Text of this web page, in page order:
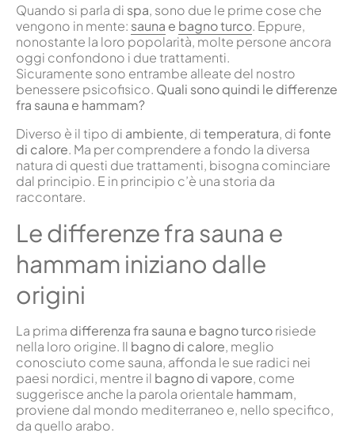
Quando si parla di spa, sono due le prime cose che
vengono in mente: sauna e bagno turco. Eppure,
nonostante la loro popolarità, molte persone ancora
oggi confondono i due trattamenti.
Sicuramente sono entrambe alleate del nostro
benessere psicofisico. Quali sono quindi le differenze
fra sauna e hammam?
Diverso è il tipo di ambiente, ditemperatura, difonte
di calore. Ma per comprendere a fondo la diversa
natura di questi due trattamenti, bisogna cominciare
dal principio. E in principio c’è una storia da
raccontare.
Le differenze fra sauna e
hammam iniziano dalle
origini
La prima differenza fra sauna e bagno turcorisiede
nella loro origine. Il bagno di calore, meglio
conosciuto come sauna, affonda le sue radici nei
paesi nordici, mentre il bagno di vapore, come
suggerisce anche la parola orientale hammam,
proviene dal mondo mediterraneo e, nello specifico,
da quello arabo.